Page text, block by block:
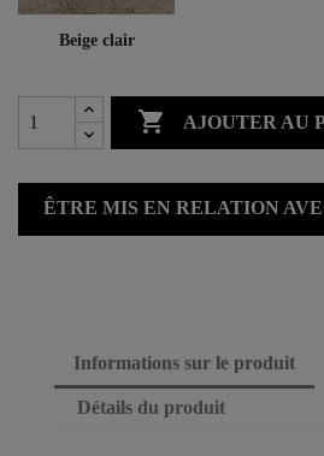
Beige clair
 AJOUTER AU
ÊTRE MIS EN RELATION
Informations sur le produit
Détails du produit